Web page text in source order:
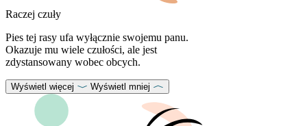
Raczej czuły
Pies tej rasy ufa wyłącznie swojemu panu.
Okazuje mu wiele czułości, ale jest
zdystansowany wobec obcych.
Wyświetl więcej Wyświetl mniej